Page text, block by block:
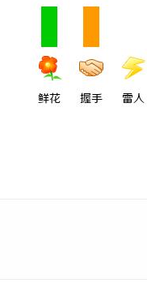
鲜花 握手 雷人